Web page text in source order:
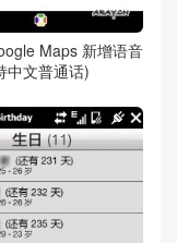
Maps 新增语音
中文普通话)